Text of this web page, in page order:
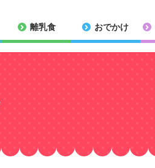
離乳食 おでかけ